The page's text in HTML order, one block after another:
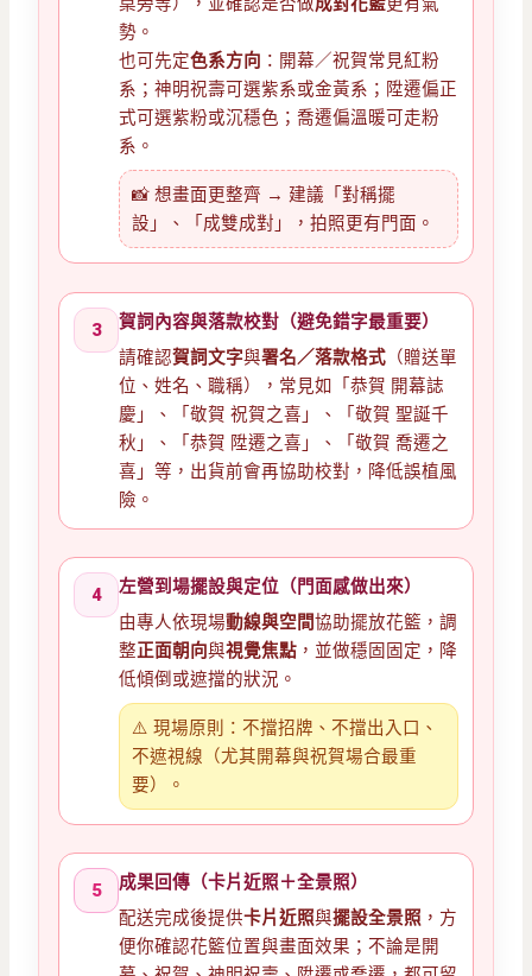
勢。
也可先定色系方向 ：開幕／祝賀常見紅粉
系；神明祝壽可選紫系或金黃系；陞遷偏正
式可選紫粉或沉穩色；喬遷偏溫暖可走粉
系。
📸 想畫面更整齊 → 建議「對稱擺
設」、「成雙成對」，拍照更有門面。
3
賀詞內容與落款校對（避免錯字最重要）
請確認賀詞文字與署名／落款格式 （贈送單
位、姓名、職稱），常見如「恭賀 開幕誌
慶」、「敬賀 祝賀之喜」、「敬賀 聖誕千
秋」、「恭賀 陞遷之喜」、「敬賀 喬遷之
喜」等，出貨前會再協助校對，降低誤植風
險。
4
左營到場擺設與定位（門面感做出來）
由專人依現場動線與空間協助擺放花籃，調
整正面朝向與視覺焦點 ，並做穩固固定，降
低傾倒或遮擋的狀況。
⚠️ 現場原則：不擋招牌、不擋出入口、
不遮視線（尤其開幕與祝賀場合最重
要）。
5
成果回傳（卡片近照＋全景照）
配送完成後提供卡片近照與擺設全景照 ，方
便你確認花籃位置與畫面效果；不論是開